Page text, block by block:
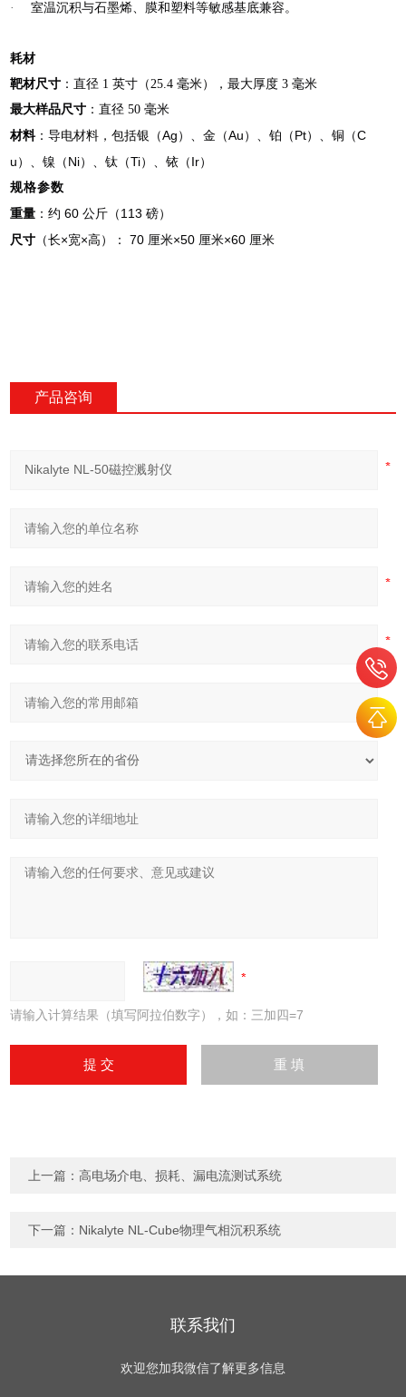
·
室温沉积与石墨烯、膜和塑料等敏感基底兼容。
耗材
靶材尺寸 ：直径 1英寸（25.4毫米），最大厚度 3毫米
最大样品尺寸 ：直径 50毫米
材料：导电材料，包括银（Ag ）、金（Au ）、铂（ Pt）、铜（C
u ）、镍（ Ni）、钛（Ti）、铱（ Ir）
规格参数
重量 ：约 60公斤（ 113磅）
尺寸 （长×宽×高）： 70 厘米×50 厘米×60 厘米
产品咨询
请输入计算结果（填写阿拉伯数字），如：三加四=7
上一篇：高电场介电、损耗、漏电流测试系统
下一篇： Nikalyte NL-Cube物理气相沉积系统
联系我们
欢迎您加我微信了解更多信息